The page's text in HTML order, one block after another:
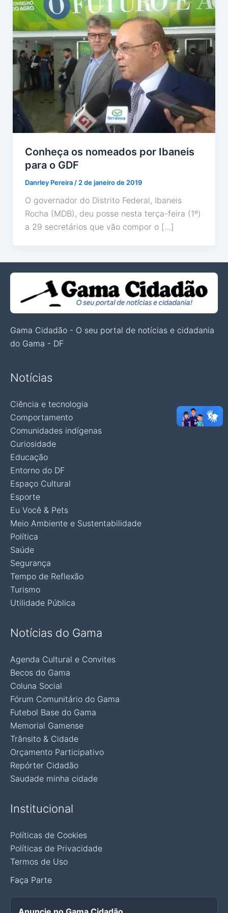
Conheça os nomeados por Ibaneis
para o GDF
Danrley Pereira / 2 de janeiro de 2019
O governador do Distrito Federal, Ibaneis
Rocha (MDB), deu posse nesta terça-feira (1º)
a 29 secretários que vão compor o […]
Gama Cidadão - O seu portal de notícias e cidadania
do Gama - DF
Notícias
Ciência e tecnologia
Comportamento
Comunidades indígenas
Curiosidade
Educação
Entorno do DF
Espaço Cultural
Esporte
Eu Você & Pets
Meio Ambiente e Sustentabilidade
Política
Saúde
Segurança
Tempo de Reflexão
Turismo
Utilidade Pública
Notícias do Gama
Agenda Cultural e Convites
Becos do Gama
Coluna Social
Fórum Comunitário do Gama
Futebol Base do Gama
Memorial Gamense
Trânsito & Cidade
Orçamento Participativo
Repórter Cidadão
Saudade minha cidade
Institucional
Políticas de Cookies
Políticas de Privacidade
Termos de Uso
Faça Parte